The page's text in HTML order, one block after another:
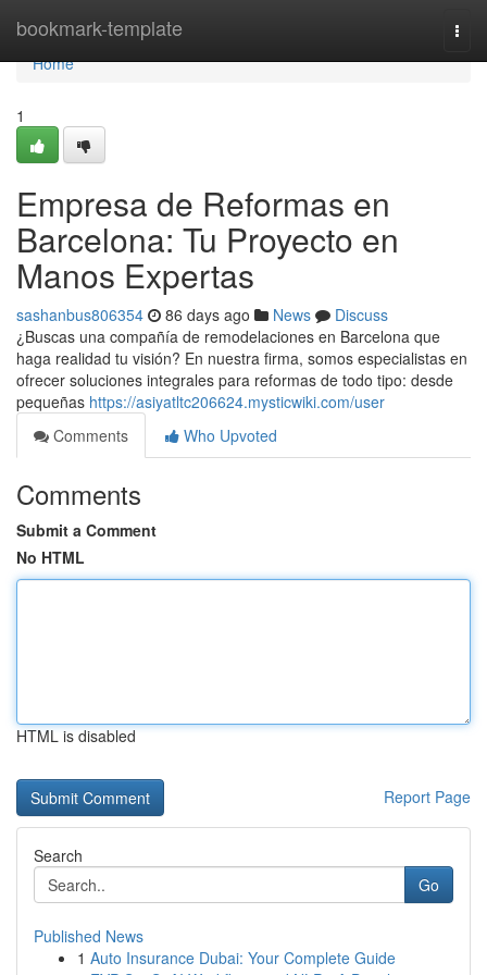
bookmark-template
Home
Home
1
Empresa de Reformas en
Barcelona: Tu Proyecto en
Manos Expertas
sashanbus806354 86 days ago News
Discuss
¿Buscas una compañía de remodelaciones en Barcelona que
haga realidad tu visión? En nuestra firma, somos especialistas en
ofrecer soluciones integrales para reformas de todo tipo: desde
pequeñas https://asiyatltc206624.mysticwiki.com/user
Comments
Who Upvoted
Comments
Submit a Comment
No HTML
HTML is disabled
Report Page
Search
Go
Published News
1 Auto Insurance Dubai: Your Complete Guide